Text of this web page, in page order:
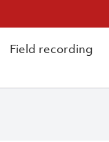
Field recording